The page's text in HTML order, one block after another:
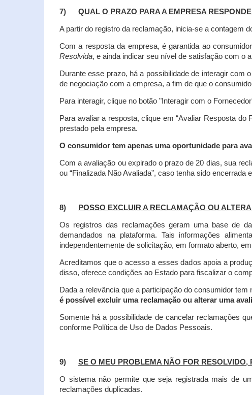
7) QUAL O PRAZO PARA A EMPRESA
A partir do registro da reclamação, inicia-se a contagem
Com a resposta da empresa, é garantida ao
Resolvida, e ainda indicar seu nível de satisfação com o
Durante esse prazo, há a possibilidade de interagir com
de negociação com a empresa, a fim de que o
Para interagir, clique no botão "Interagir com o
Para avaliar a resposta, clique em “Avaliar Resposta
prestado pela empresa.
O consumidor tem apenas uma oportunidade para
Com a avaliação ou expirado o prazo de 20 dias, sua
ou “Finalizada Não Avaliada”, caso tenha sido encerrada
8) POSSO EXCLUIR A RECLAMAÇÃO OU
Os registros das reclamações geram uma base de
demandados na plataforma. Tais informações
independentemente de solicitação, em formato aberto,
Acreditamos que o acesso a esses dados apoia a
disso, oferece condições ao Estado para fiscalizar o
Dada a relevância que a participação do consumidor
é possível excluir uma reclamação ou alterar uma
Somente há a possibilidade de cancelar reclamações
conforme Política de Uso de Dados Pessoais.
9) SE O MEU PROBLEMA NÃO FOR
O sistema não permite que seja registrada mais de
reclamações duplicadas.